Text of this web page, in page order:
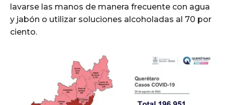
lavarse las manos de manera frecuente con agua
y jabón o utilizar soluciones alcoholadas al 70 por
ciento.